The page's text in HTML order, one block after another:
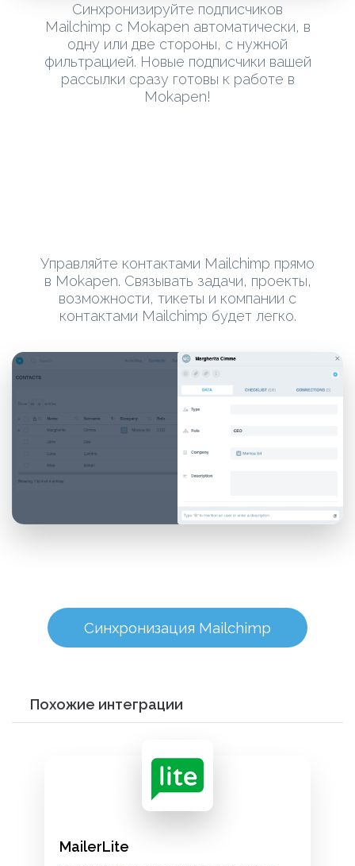
Синхронизируйте подписчиков
Mailchimp с Mokapen автоматически, в
одну или две стороны, с нужной
фильтрацией. Новые подписчики вашей
рассылки сразу готовы к работе в
Mokapen!
Управляйте контактами Mailchimp прямо
в Mokapen. Связывать задачи, проекты,
возможности, тикеты и компании с
контактами Mailchimp будет легко.
Синхронизация Mailchimp
Похожие интеграции
MailerLite